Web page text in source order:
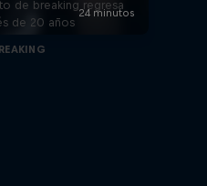
de breaking regresa
de 20 años